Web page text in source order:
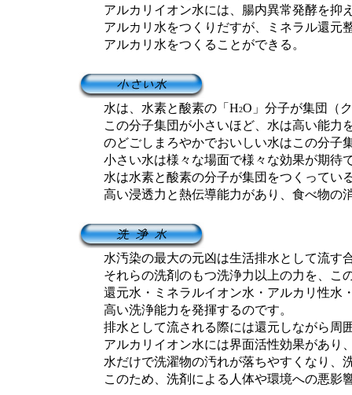
アルカリイオン水には、腸内異常発酵を抑
アルカリ水をつくりだすが、ミネラル還元
アルカリ水をつくることができる。
水は、水素と酸素の「H2O」分子が集団（
この分子集団が小さいほど、水は高い能力
のどごしまろやかでおいしい水はこの分子
小さい水は様々な場面で様々な効果が期待
水は水素と酸素の分子が集団をつくってい
高い浸透力と熱伝導能力があり、食べ物の
水汚染の最大の元凶は生活排水として流す
それらの洗剤のもつ洗浄力以上の力を、こ
還元水・ミネラルイオン水・アルカリ性水
高い洗浄能力を発揮するのです。
排水として流される際には還元しながら周
アルカリイオン水には界面活性効果があり
水だけで洗濯物の汚れが落ちやすくなり、
このため、洗剤による人体や環境への悪影